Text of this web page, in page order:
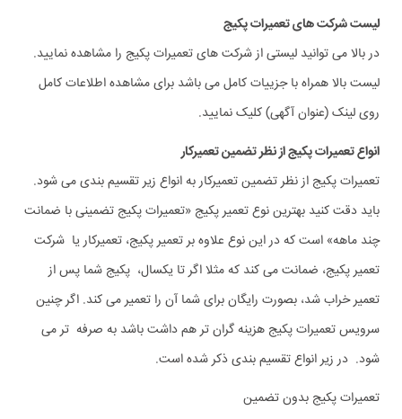
لیست شرکت های تعمیرات پکیج
در بالا می توانید لیستی از شرکت های تعمیرات پکیج را مشاهده نمایید.
لیست بالا همراه با جزییات کامل می باشد برای مشاهده اطلاعات کامل
روی لینک (عنوان آگهی) کلیک نمایید.
انواع تعمیرات پکیج از نظر تضمین تعمیرکار
تعمیرات پکیج از نظر تضمین تعمیرکار به انواع زیر تقسیم بندی می شود.
باید دقت کنید بهترین نوع تعمیر پکیج «تعمیرات پکیج تضمینی با ضمانت
چند ماهه» است که در این نوع علاوه بر تعمیر پکیج، تعمیرکار یا شرکت
تعمیر پکیج، ضمانت می کند که مثلا اگر تا یکسال، پکیج شما پس از
تعمیر خراب شد، بصورت رایگان برای شما آن را تعمیر می کند. اگر چنین
سرویس تعمیرات پکیج هزینه گران تر هم داشت باشد به صرفه تر می
شود. در زیر انواع تقسیم بندی ذکر شده است.
تعمیرات پکیج بدون تضمین